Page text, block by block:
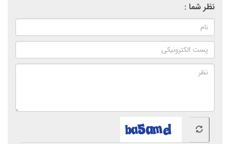
نظر شما :